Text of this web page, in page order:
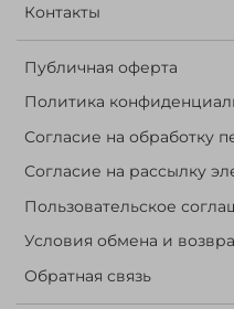
Контакты
Публичная оферта
Политика
Согласие на обработку
Согласие на рассылку
Пользовательское
Условия обмена и
Обратная связь